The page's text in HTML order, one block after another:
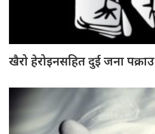
खैरो हेरोइनसहित दुई जना पक्राउ